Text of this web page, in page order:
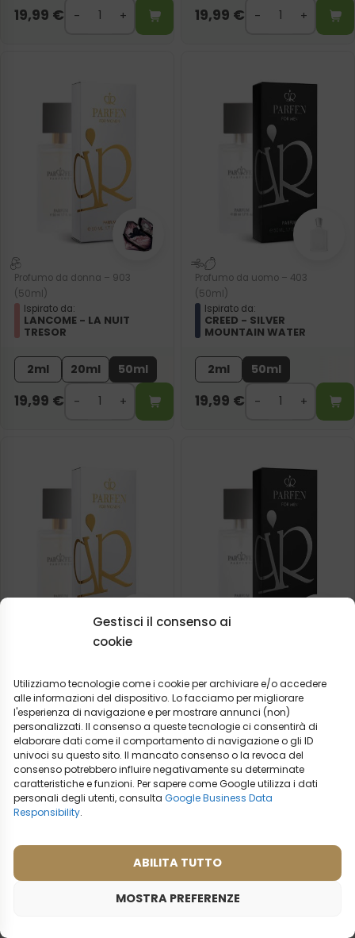
Gestisci il consenso ai
cookie
Utilizziamo tecnologie come i cookie per archiviare e/o accedere
alle informazioni del dispositivo. Lo facciamo per migliorare
l'esperienza di navigazione e per mostrare annunci (non)
personalizzati. Il consenso a queste tecnologie ci consentirà di
elaborare dati come il comportamento di navigazione o gli ID
univoci su questo sito. Il mancato consenso o la revoca del
consenso potrebbero influire negativamente su determinate
caratteristiche e funzioni. Per sapere come Google utilizza i dati
personali degli utenti, consultaGoogle Business Data
Responsibility.
ABILITA TUTTO
MOSTRA PREFERENZE
19,99 € 19,99 €
Profumo da donna – 903
(50ml)
Ispirato da:
LANCOME - LA NUIT
TRESOR
2ml 20ml 50ml
19,99 €
Profumo da uomo – 403
(50ml)
Ispirato da:
CREED - SILVER
MOUNTAIN WATER
2ml 50ml
19,99 €
(50ml)
Ispirato da:
CHLOE - LOVE STORY
2ml 50ml
19,99€
(50ml)
Ispirato da:
CHANEL - ALLURE
HOMME SPORT EAU
EXTREM
2ml 20ml 50ml
19,99€